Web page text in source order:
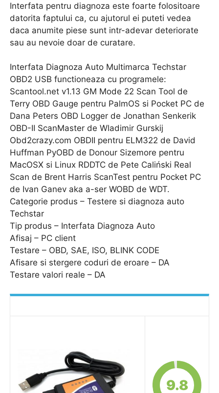
Interfata pentru diagnoza este foarte folositoare
datorita faptului ca, cu ajutorul ei puteti vedea
daca anumite piese sunt intr-adevar deteriorate
sau au nevoie doar de curatare.
Interfata Diagnoza Auto Multimarca Techstar
OBD2 USB functioneaza cu programele:
Scantool.net v1.13 GM Mode 22 Scan Tool de
Terry OBD Gauge pentru PalmOS si Pocket PC de
Dana Peters OBD Logger de Jonathan Senkerik
OBD-II ScanMaster de Wladimir Gurskij
Obd2crazy.com OBDII pentru ELM322 de David
Huffman PyOBD de Donour Sizemore pentru
MacOSX si Linux RDDTC de Pete Caliński Real
Scan de Brent Harris ScanTest pentru Pocket PC
de Ivan Ganev aka a-ser WOBD de WDT.
Categorie produs – Testere si diagnoza auto
Techstar
Tip produs – Interfata Diagnoza Auto
Afisaj – PC client
Testare – OBD, SAE, ISO, BLINK CODE
Afisare si stergere coduri de eroare – DA
Testare valori reale – DA
9.8